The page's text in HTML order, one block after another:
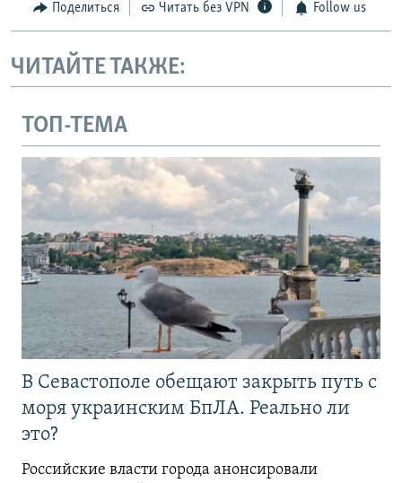
Поделиться Читать без VPN Follow us
ЧИТАЙТЕ ТАКЖЕ:
ТОП-ТЕМА
В Севастополе обещают закрыть путь с
моря украинским БпЛА. Реально ли
это?
Российские власти города анонсировали